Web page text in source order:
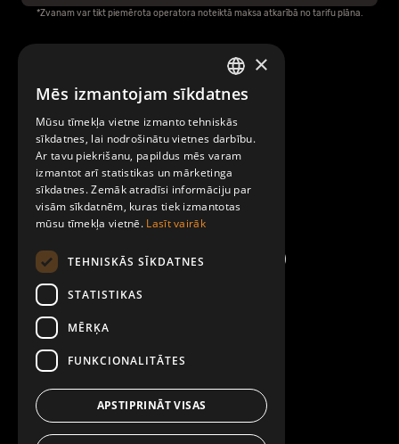
*Zvanam var tikt piemērota operatora noteiktā maksa atkarībā no tarifu plāna.
Par Mobilly
Noteikumi un līgumi
Kontakti
LATVIAN
ENGLISH
×
Mēs izmantojam sīkdatnes
Mūsu tīmekļa vietne izmanto tehniskās
sīkdatnes, lai nodrošinātu vietnes darbību.
Ar tavu piekrišanu, papildus mēs varam
izmantot arī statistikas un mārketinga
sīkdatnes. Zemāk atradīsi informāciju par
visām sīkdatnēm, kuras tiek izmantotas
mūsu tīmekļa vietnē. Lasīt vairāk
TEHNISKĀS SĪKDATNES
STATISTIKAS
MĒRĶA
FUNKCIONALITĀTES
APSTIPRINĀT VISAS